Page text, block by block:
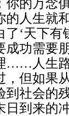
你的万念
的人生就
‘天下有
成功需要
……人生
，但如果
到社会的
日到来的